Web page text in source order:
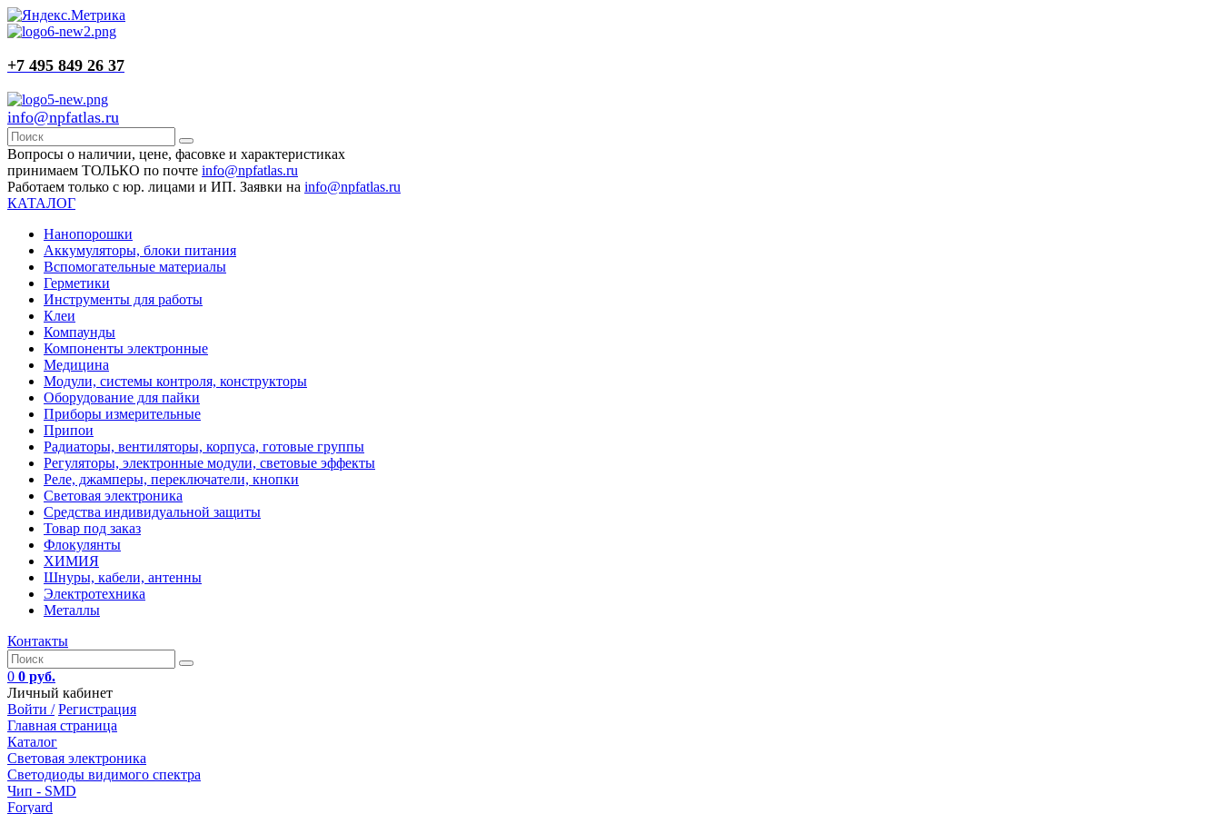
+7 495 849 26 37
info@npfatlas.ru
Вопросы о наличии, цене, фасовке и характеристиках
принимаем ТОЛЬКО по почте info@npfatlas.ru
Работаем только с юр. лицами и ИП. Заявки на info@npfatlas.ru
КАТАЛОГ
Нанопорошки
Аккумуляторы, блоки питания
Вспомогательные материалы
Герметики
Инструменты для работы
Клеи
Компаунды
Компоненты электронные
Медицина
Модули, системы контроля, конструкторы
Оборудование для пайки
Приборы измерительные
Припои
Радиаторы, вентиляторы, корпуса, готовые группы
Регуляторы, электронные модули, световые эффекты
Реле, джамперы, переключатели, кнопки
Световая электроника
Средства индивидуальной защиты
Товар под заказ
Флокулянты
ХИМИЯ
Шнуры, кабели, антенны
Электротехника
Металлы
Контакты
0 0 руб.
Личный кабинет
Войти / Регистрация
Главная страница
Каталог
Световая электроника
Светодиоды видимого спектра
Чип - SMD
Foryard